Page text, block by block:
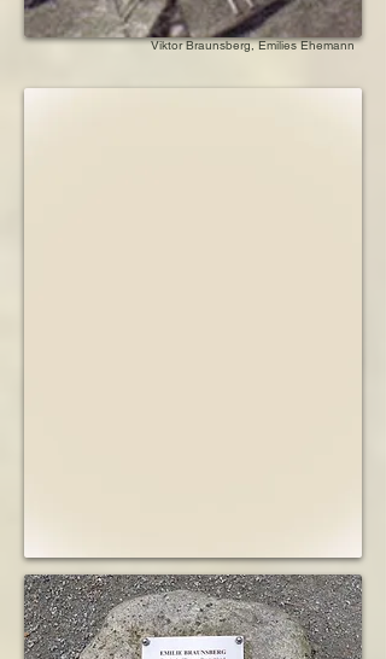
Viktor Braunsberg, Emilies Ehemann